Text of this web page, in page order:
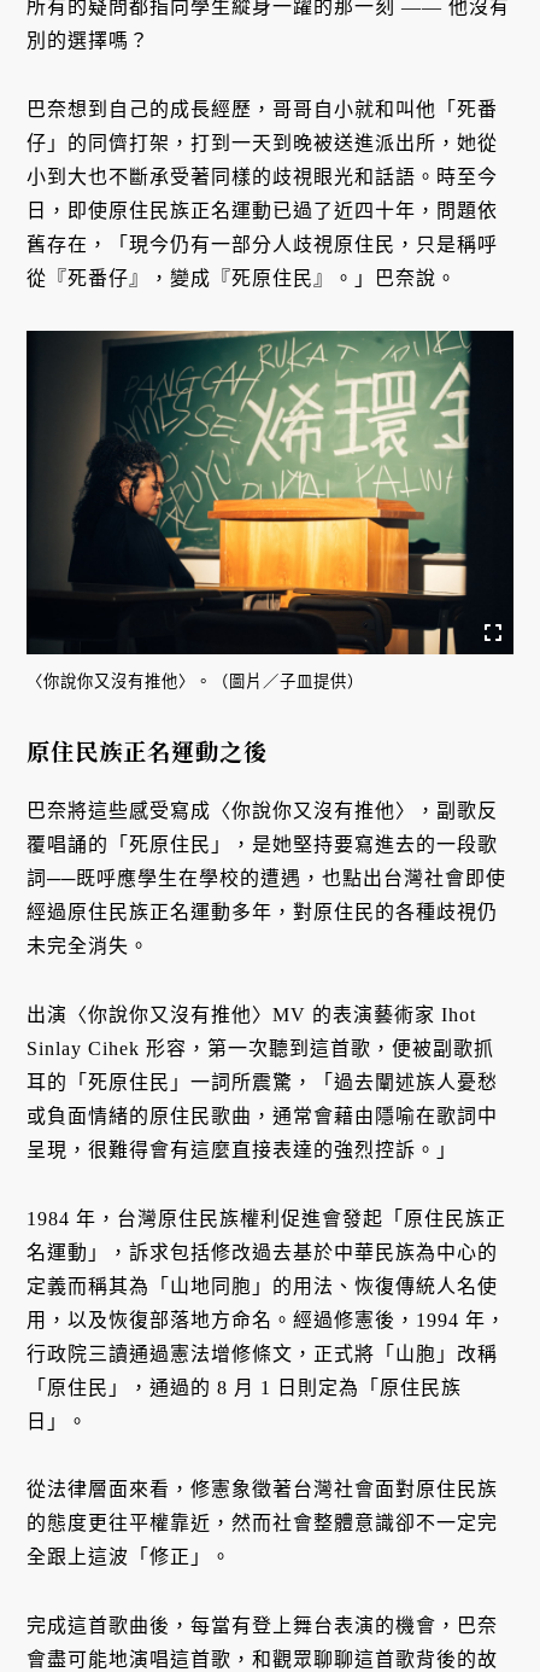
所有的疑問都指向學生縱身一躍的那一刻 —— 他沒有
別的選擇嗎？
巴奈想到自己的成長經歷，哥哥自小就和叫他「死番
仔」的同儕打架，打到一天到晚被送進派出所，她從
小到大也不斷承受著同樣的歧視眼光和話語。時至今
日，即使原住民族正名運動已過了近四十年，問題依
舊存在，「現今仍有一部分人歧視原住民，只是稱呼
從『死番仔』，變成『死原住民』。」巴奈說。
〈你說你又沒有推他〉。（圖片／子皿提供）
原住民族正名運動之後
巴奈將這些感受寫成〈你說你又沒有推他〉，副歌反
覆唱誦的「死原住民」，是她堅持要寫進去的一段歌
詞──既呼應學生在學校的遭遇，也點出台灣社會即使
經過原住民族正名運動多年，對原住民的各種歧視仍
未完全消失。
出演〈你說你又沒有推他〉MV 的表演藝術家 Ihot
Sinlay Cihek 形容，第一次聽到這首歌，便被副歌抓
耳的「死原住民」一詞所震驚，「過去闡述族人憂愁
或負面情緒的原住民歌曲，通常會藉由隱喻在歌詞中
呈現，很難得會有這麼直接表達的強烈控訴。」
1984 年，台灣原住民族權利促進會發起「原住民族正
名運動」，訴求包括修改過去基於中華民族為中心的
定義而稱其為「山地同胞」的用法、恢復傳統人名使
用，以及恢復部落地方命名。經過修憲後，1994 年，
行政院三讀通過憲法增修條文，正式將「山胞」改稱
「原住民」，通過的 8 月 1 日則定為「原住民族
日」。
從法律層面來看，修憲象徵著台灣社會面對原住民族
的態度更往平權靠近，然而社會整體意識卻不一定完
全跟上這波「修正」。
完成這首歌曲後，每當有登上舞台表演的機會，巴奈
會盡可能地演唱這首歌，和觀眾聊聊這首歌背後的故